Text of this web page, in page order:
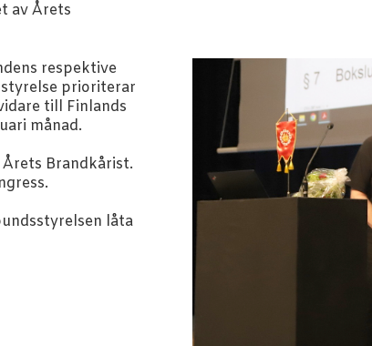
av Årets
respektive
prioriterar
till Finlands
månad.
Brandkårist.
låta